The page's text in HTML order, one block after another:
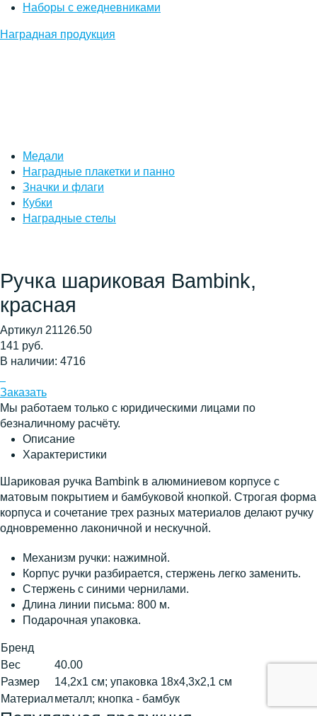
Наборы с ежедневниками
Наградная продукция
Медали
Наградные плакетки и панно
Значки и флаги
Кубки
Наградные стелы
Ручка шариковая Bambink,
красная
Артикул 21126.50
141 руб.
В наличии: 4716
Заказать
Мы работаем только с юридическими лицами по
безналичному расчёту.
Описание
Характеристики
Шариковая ручка Bambink в алюминиевом корпусе с
матовым покрытием и бамбуковой кнопкой. Строгая форма
корпуса и сочетание трех разных материалов делают ручку
одновременно лаконичной и нескучной.
Механизм ручки: нажимной.
Корпус ручки разбирается, стержень легко заменить.
Стержень с синими чернилами.
Длина линии письма: 800 м.
Подарочная упаковка.
Бренд
Вес
40.00
Размер
14,2х1 см; упаковка 18х4,3х2,1 см
Материалметалл; кнопка - бамбук